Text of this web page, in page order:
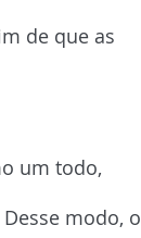
de que as
um todo,
modo, o